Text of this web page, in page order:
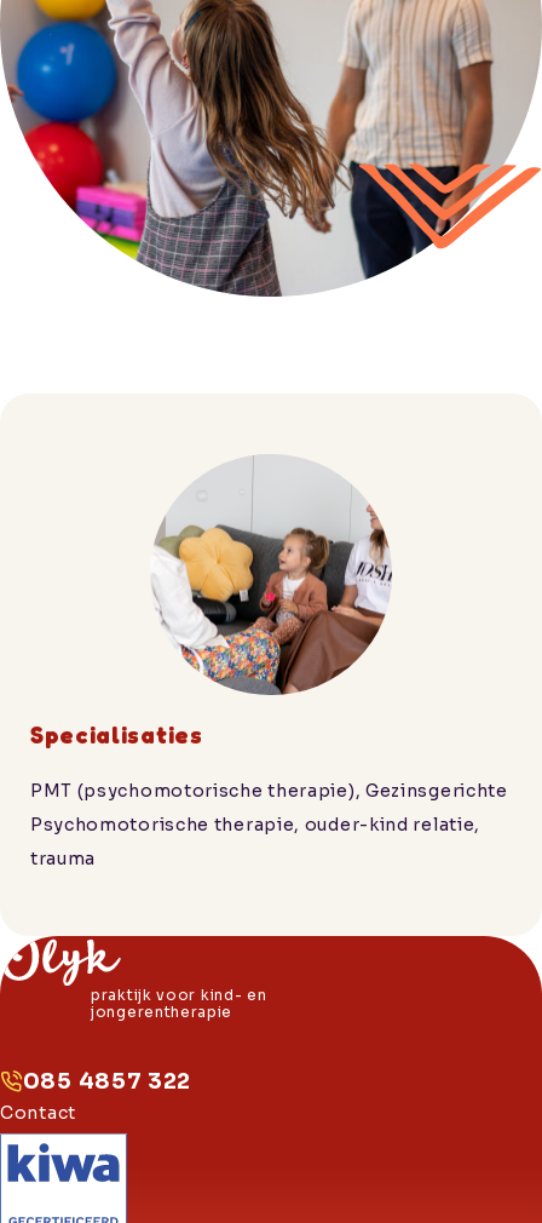
Specialisaties
PMT (psychomotorische therapie), Gezinsgerichte
Psychomotorische therapie, ouder-kind relatie,
trauma
praktijk voor kind- en
jongerentherapie
085 4857 322
Contact